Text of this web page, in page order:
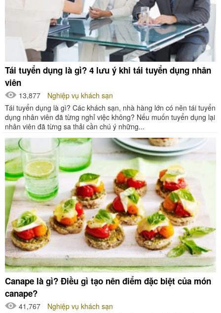
Tái tuyển dụng là gì? 4 lưu ý khi tái tuyển dụng nhân
viên
13,877
Nghiệp vụ khách sạn
Tái tuyển dụng là gì? Các khách sạn, nhà hàng lớn có nên tái tuyển
dụng nhân viên đã từng nghỉ việc không? Nếu muốn tuyển dụng lại
nhân viên đã từng sa thải cần chú ý những...
Canape là gì? Điều gì tạo nên điểm đặc biệt của món
canape?
41,767
Nghiệp vụ khách sạn